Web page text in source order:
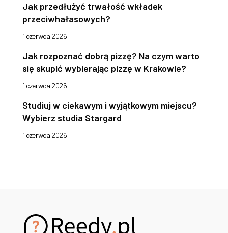
Jak przedłużyć trwałość wkładek
przeciwhałasowych?
1 czerwca 2026
Jak rozpoznać dobrą pizzę? Na czym warto
się skupić wybierając pizzę w Krakowie?
1 czerwca 2026
Studiuj w ciekawym i wyjątkowym miejscu?
Wybierz studia Stargard
1 czerwca 2026